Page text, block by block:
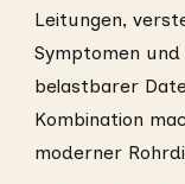
Leitungen,
Symptomen
belastbarer
Kombination
moderner